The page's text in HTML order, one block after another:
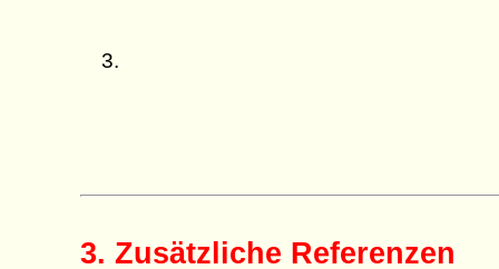
3. Zusätzliche Referenzen